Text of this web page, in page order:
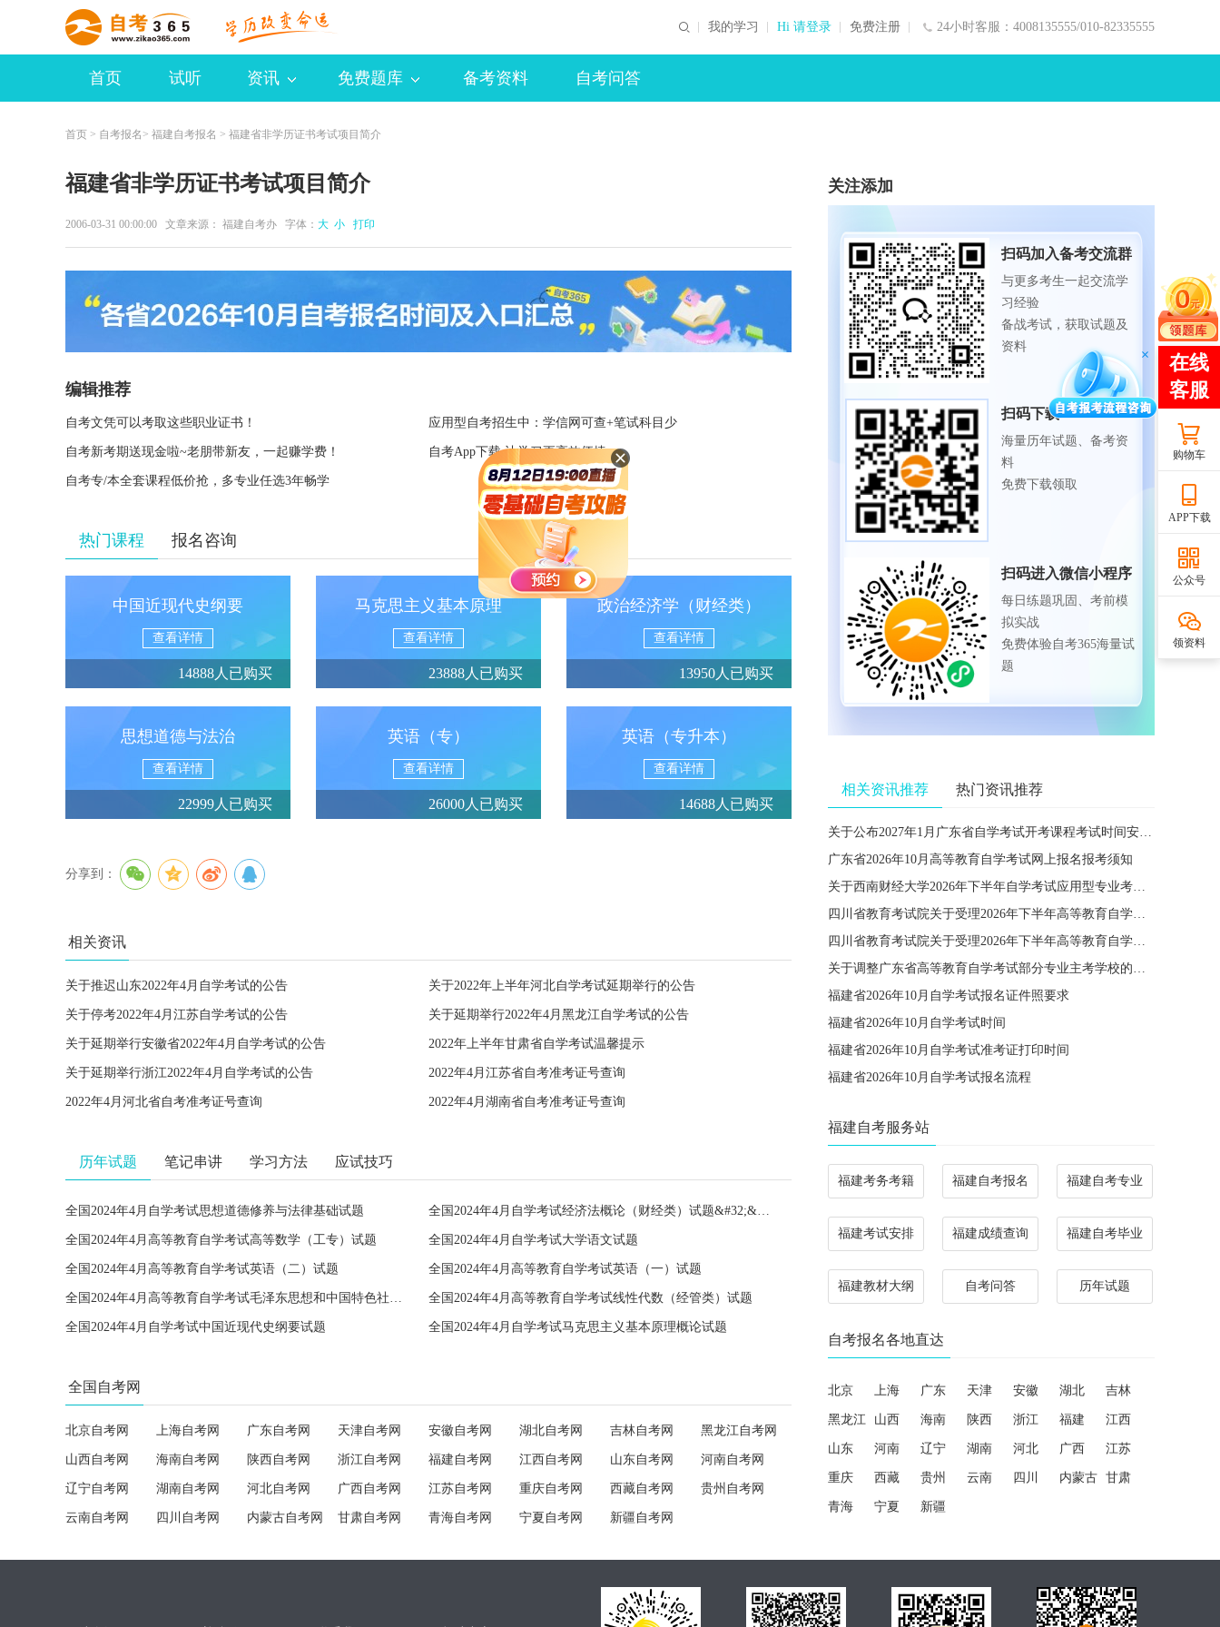
24小时客服：4008135555/010-82335555
我的学习 Hi 请登录 免费注册
首页 试听 资讯 免费题库 备考资料 自考问答
首页 > 自考报名 > 福建自考报名 > 福建省非学历证书考试项目简介
福建省非学历证书考试项目简介
2006-03-31 00:00:00 文章来源： 福建自考办 字体： 大 小 打印
编辑推荐
自考文凭可以考取这些职业证书！ 应用型自考招生中：学信网可查+笔试科目少
自考新考期送现金啦~老朋带新友，一起赚学费！ 自考App下载 让学习更高效便捷
自考专/本全套课程低价抢，多专业任选3年畅学
热门课程 报名咨询
中国近现代史纲要
查看详情
14888人已购买
马克思主义基本原理
查看详情
23888人已购买
政治经济学（财经类）
查看详情
13950人已购买
思想道德与法治
查看详情
22999人已购买
英语（专）
查看详情
26000人已购买
英语（专升本）
查看详情
14688人已购买
分享到：
相关资讯
关于推迟山东2022年4月自学考试的公告 关于2022年上半年河北自学考试延期举行的公告
关于停考2022年4月江苏自学考试的公告 关于延期举行2022年4月黑龙江自学考试的公告
关于延期举行安徽省2022年4月自学考试的公告 2022年上半年甘肃省自学考试温馨提示
关于延期举行浙江2022年4月自学考试的公告 2022年4月江苏省自考准考证号查询
2022年4月河北省自考准考证号查询 2022年4月湖南省自考准考证号查询
历年试题 笔记串讲 学习方法 应试技巧
全国2024年4月自学考试思想道德修养与法律基础试题 全国2024年4月自学考试经济法概论（财经类）试题&#32;&#32;
全国2024年4月高等教育自学考试高等数学（工专）试题 全国2024年4月自学考试大学语文试题
全国2024年4月高等教育自学考试英语（二）试题 全国2024年4月高等教育自学考试英语（一）试题
全国2024年4月高等教育自学考试毛泽东思想和中国特色社会主义理论体系概论试题 全国2024年4月高等教育自学考试线性代数（经管类）试题
全国2024年4月自学考试中国近现代史纲要试题 全国2024年4月自学考试马克思主义基本原理概论试题
全国自考网
北京自考网 上海自考网 广东自考网 天津自考网 安徽自考网 湖北自考网 吉林自考网 黑龙江自考网
山西自考网 海南自考网 陕西自考网 浙江自考网 福建自考网 江西自考网 山东自考网 河南自考网
辽宁自考网 湖南自考网 河北自考网 广西自考网 江苏自考网 重庆自考网 西藏自考网 贵州自考网
云南自考网 四川自考网 内蒙古自考网 甘肃自考网 青海自考网 宁夏自考网 新疆自考网
关注添加
扫码加入备考交流群
与更多考生一起交流学
习经验
备战考试，获取试题及
资料
扫码下载APP
海量历年试题、备考资
料
免费下载领取
扫码进入微信小程序
每日练题巩固、考前模
拟实战
免费体验自考365海量试
题
相关资讯推荐 热门资讯推荐
关于公布2027年1月广东省自学考试开考课程考试时间安排和使用教材的通知
广东省2026年10月高等教育自学考试网上报名报考须知
关于西南财经大学2026年下半年自学考试应用型专业考籍更改办理的通知
四川省教育考试院关于受理2026年下半年高等教育自学考试省际转考申请的通告
四川省教育考试院关于受理2026年下半年高等教育自学考试考籍更改申请的通告
关于调整广东省高等教育自学考试部分专业主考学校的通知
福建省2026年10月自学考试报名证件照要求
福建省2026年10月自学考试时间
福建省2026年10月自学考试准考证打印时间
福建省2026年10月自学考试报名流程
福建自考服务站
福建考务考籍 福建自考报名 福建自考专业
福建考试安排 福建成绩查询 福建自考毕业
福建教材大纲 自考问答 历年试题
自考报名各地直达
北京 上海 广东 天津 安徽 湖北 吉林
黑龙江 山西 海南 陕西 浙江 福建 江西
山东 河南 辽宁 湖南 河北 广西 江苏
重庆 西藏 贵州 云南 四川 内蒙古 甘肃
青海 宁夏 新疆
购物车
APP下载
公众号
领资料